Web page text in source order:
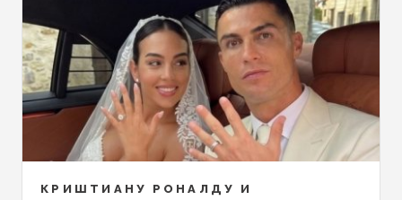
КРИШТИАНУ РОНАЛДУ И